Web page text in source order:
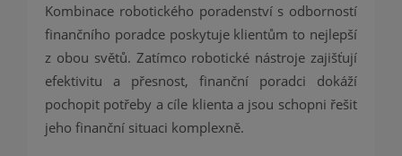
Kombinace robotického poradenství s odborností
finančního poradce poskytuje klientům to nejlepší
z obou světů. Zatímco robotické nástroje zajišťují
efektivitu a přesnost, finanční poradci dokáží
pochopit potřeby a cíle klienta a jsou schopni řešit
jeho finanční situaci komplexně.